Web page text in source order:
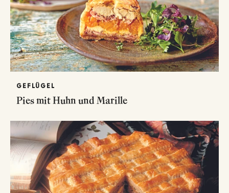
GEFLÜGEL
Pies mit Huhn und Marille